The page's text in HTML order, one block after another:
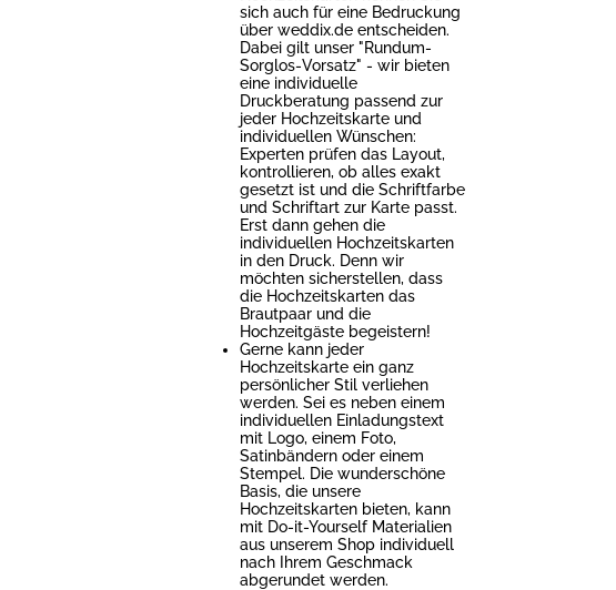
sich auch für eine Bedruckung
über weddix.de entscheiden.
Dabei gilt unser "Rundum-
Sorglos-Vorsatz" - wir bieten
eine individuelle
Druckberatung passend zur
jeder Hochzeitskarte und
individuellen Wünschen:
Experten prüfen das Layout,
kontrollieren, ob alles exakt
gesetzt ist und die Schriftfarbe
und Schriftart zur Karte passt.
Erst dann gehen die
individuellen Hochzeitskarten
in den Druck. Denn wir
möchten sicherstellen, dass
die Hochzeitskarten das
Brautpaar und die
Hochzeitgäste begeistern!
Gerne kann jeder
Hochzeitskarte ein ganz
persönlicher Stil verliehen
werden. Sei es neben einem
individuellen Einladungstext
mit Logo, einem Foto,
Satinbändern oder einem
Stempel. Die wunderschöne
Basis, die unsere
Hochzeitskarten bieten, kann
mit Do-it-Yourself Materialien
aus unserem Shop individuell
nach Ihrem Geschmack
abgerundet werden.